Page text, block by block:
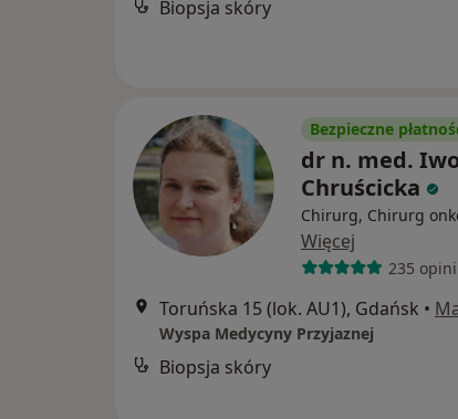
Biopsja skóry
Bezpieczne
dr n. med.
Chruścicka
Chirurg, Chirurg
Więcej
235
Toruńska 15 (lok. AU1), Gdańsk •
Wyspa Medycyny Przyjaznej
Biopsja skóry